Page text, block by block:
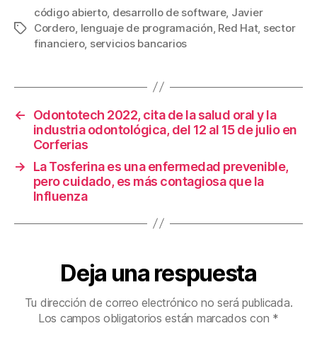
c
e
o
o
k
tt
er
ail er
e
m
p
tir
Etiquetas
código abierto, desarrollo de software, Javier
Cordero lenguaje de programación Red Hat, sector
financiero, servicios bancarios
←
Odontotech 2022, cita de la salud oral y la
industria odontológica, del 12 al 15 de julio en
Corferias
→
La Tosferina es una enfermedad prevenible,
pero cuidado, es más contagiosa que la
Influenza
Deja una respuesta
Tu dirección de correo electrónico no será publicada.
Los campos obligatorios están marcados con *